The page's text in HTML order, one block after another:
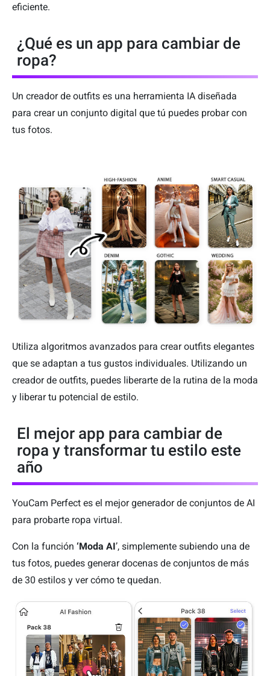
eficiente.
¿Qué es un app para cambiar de
ropa?
Un creador de outfits es una herramienta IA diseñada
para crear un conjunto digital que tú puedes probar con
tus fotos.
Utiliza algoritmos avanzados para crear outfits elegantes
que se adaptan a tus gustos individuales. Utilizando un
creador de outfits, puedes liberarte de la rutina de la moda
y liberar tu potencial de estilo.
El mejor app para cambiar de
ropa y transformar tu estilo este
año
YouCam Perfect es el mejor generador de conjuntos de AI
para probarte ropa virtual.
Con la función ‘Moda AI’, simplemente subiendo una de
tus fotos, puedes generar docenas de conjuntos de más
de 30 estilos y ver cómo te quedan.